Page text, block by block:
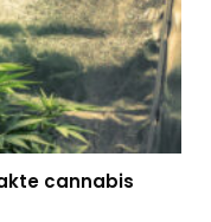
cannabis